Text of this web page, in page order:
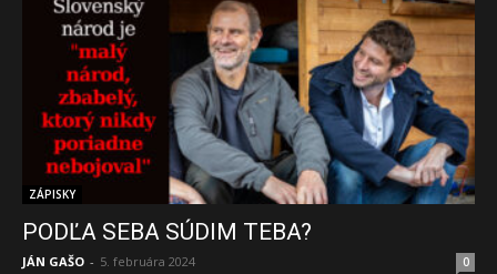
ZÁPISKY
PODĽA SEBA SÚDIM TEBA?
JÁN GAŠO - 5. februára 2024 0